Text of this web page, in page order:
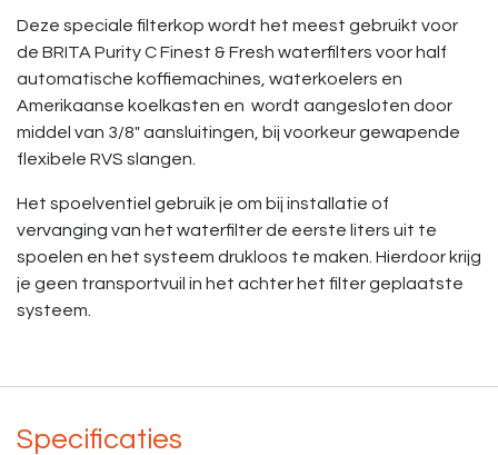
Deze speciale filterkop wordt het meest gebruikt voor
de BRITA Purity C Finest & Fresh waterfilters voor half
automatische koffiemachines, waterkoelers en
Amerikaanse koelkasten en wordt aangesloten door
middel van 3/8" aansluitingen, bij voorkeur gewapende
flexibele RVS slangen.
Het spoelventiel gebruik je om bij installatie of
vervanging van het waterfilter de eerste liters uit te
spoelen en het systeem drukloos te maken. Hierdoor krijg
je geen transportvuil in het achter het filter geplaatste
systeem.
Specificaties